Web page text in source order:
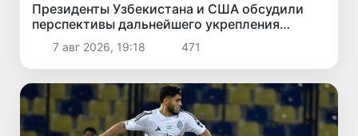
Президенты Узбекистана и США обсудили
перспективы дальнейшего укрепления
двусторонних отношений
7 авг 2026, 19:18 471